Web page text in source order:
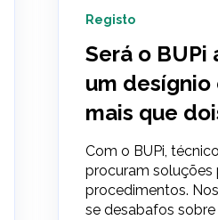
Registo
Será o BUPi
um
mais que
Com o BUPi,
procuram soluções
procedimentos.
se desabafos